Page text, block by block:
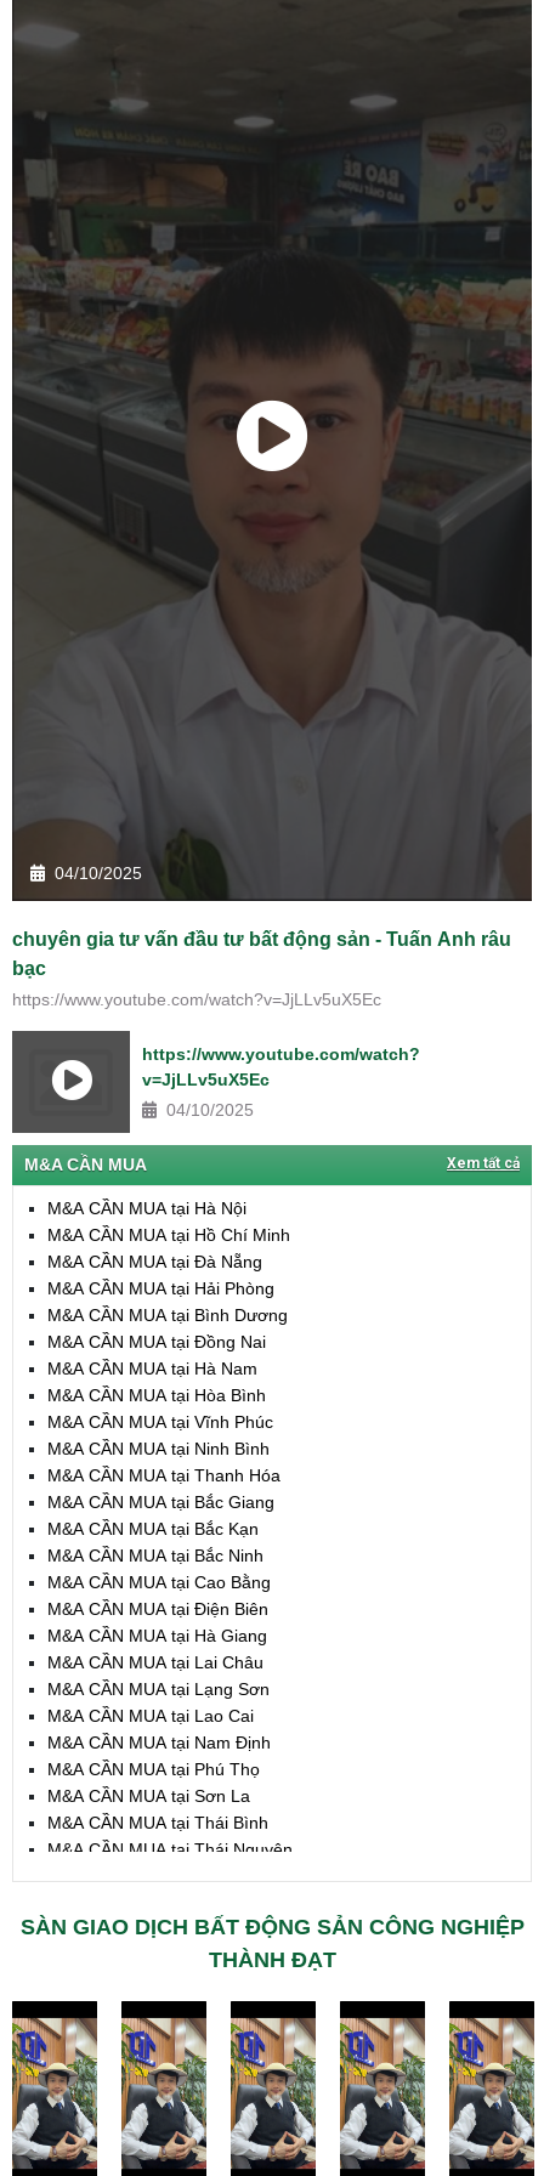
04/10/2025
chuyên gia tư vấn đầu tư bất động sản - Tuấn Anh râu
bạc
https://www.youtube.com/watch?v=JjLLv5uX5Ec
https://www.youtube.com/watch?
v=JjLLv5uX5Ec
04/10/2025
M&A CẦN MUA Xem tất cả
M&A CẦN MUA tại Hà Nội
M&A CẦN MUA tại Hồ Chí Minh
M&A CẦN MUA tại Đà Nẵng
M&A CẦN MUA tại Hải Phòng
M&A CẦN MUA tại Bình Dương
M&A CẦN MUA tại Đồng Nai
M&A CẦN MUA tại Hà Nam
M&A CẦN MUA tại Hòa Bình
M&A CẦN MUA tại Vĩnh Phúc
M&A CẦN MUA tại Ninh Bình
M&A CẦN MUA tại Thanh Hóa
M&A CẦN MUA tại Bắc Giang
M&A CẦN MUA tại Bắc Kạn
M&A CẦN MUA tại Bắc Ninh
M&A CẦN MUA tại Cao Bằng
M&A CẦN MUA tại Điện Biên
M&A CẦN MUA tại Hà Giang
M&A CẦN MUA tại Lai Châu
M&A CẦN MUA tại Lạng Sơn
M&A CẦN MUA tại Lao Cai
M&A CẦN MUA tại Nam Định
M&A CẦN MUA tại Phú Thọ
M&A CẦN MUA tại Sơn La
M&A CẦN MUA tại Thái Bình
M&A CẦN MUA tại Thái Nguyên
M&A CẦN MUA tại Thừa T. Huế
M&A CẦN MUA tại Khánh Hoà
M&A CẦN MUA tại Bình Thuận
M&A CẦN MUA tại Đăk Nông
M&A CẦN MUA tại ĐắkLắk
M&A CẦN MUA tại Gia Lai
M&A CẦN MUA tại Hà Tĩnh
M&A CẦN MUA tại Kon Tum
SÀN GIAO DỊCH BẤT ĐỘNG SẢN CÔNG NGHIỆP
THÀNH ĐẠT